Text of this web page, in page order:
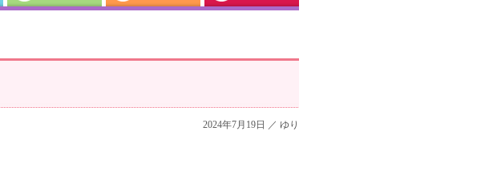
2024年7月19日 ／ ゆり